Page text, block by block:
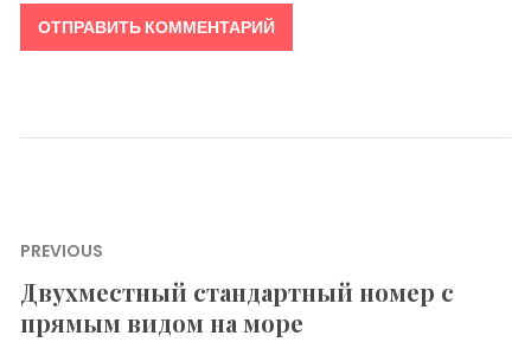
Навигация
по
записям
PREVIOUS
Previous
post:
Двухместный стандартный номер с
прямым видом на море